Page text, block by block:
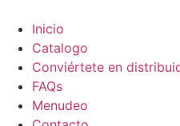
contenido
Inicio
Catalogo
Conviértete en
FAQs
Menudeo